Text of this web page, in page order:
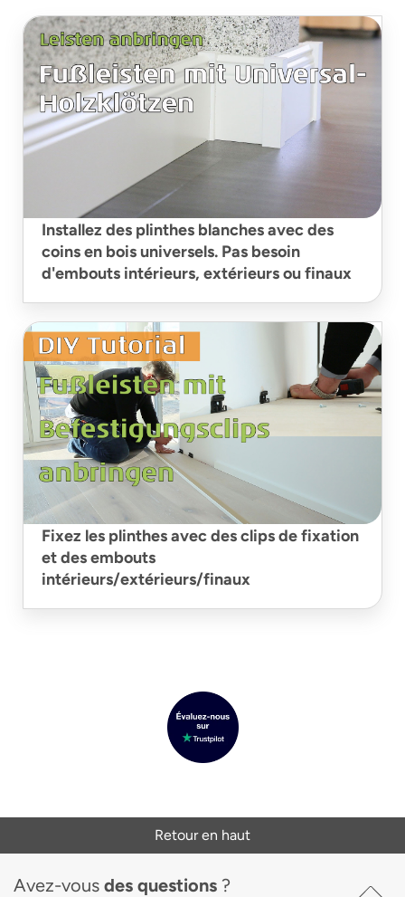
Installez des plinthes blanches avec des
coins en bois universels. Pas besoin
d'embouts intérieurs, extérieurs ou finaux
Fixez les plinthes avec des clips de fixation
et des embouts
intérieurs/extérieurs/finaux
Retour en haut
Avez-vous des questions ?